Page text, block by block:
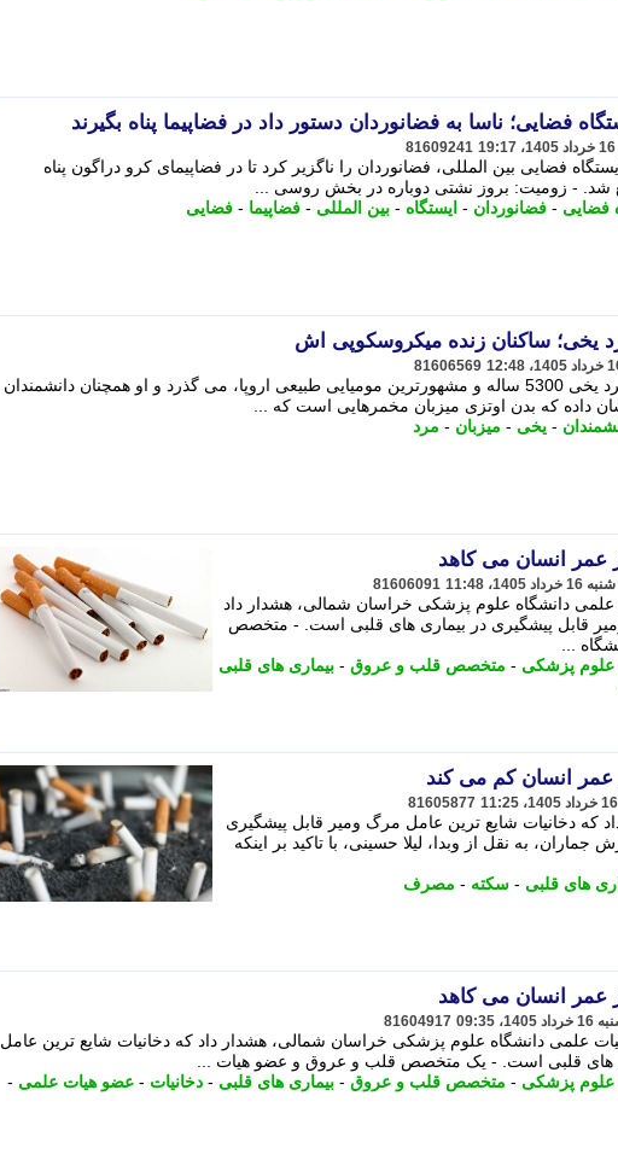
فضایی؛ ناسا به فضانوردان دستور داد در فضاپیما پناه بگیرند
81609241
فضایی بین المللی، فضانوردان را ناگزیر کرد تا در فضاپیمای کرو دراگون پناه
شد. - زومیت: بروز نشتی دوباره در بخش روسی ...
فضایی - فضانوردان - ایستگاه - بین المللی - فضاپیما - فضایی
یخی؛ ساکنان زنده میکروسکوپی اش
81606569
بیش از سه دهه از کشف اوتزی ، مرد یخی 5300 ساله و مشهورترین مومیایی طبیعی اروپا، می گذرد و او همچنان دانشمندان
داده که بدن اوتزی میزبان مخمرهایی است که ...
- یخی - میزبان - مرد
81606091
دانشگاه علوم پزشکی خراسان شمالی، هشدار داد
قابل پیشگیری در بیماری های قلبی است. - متخصص
...
علوم پزشکی - متخصص قلب و عروق - بیماری های قلبی
81605877
دخانیات شایع ترین عامل مرگ ومیر قابل پیشگیری
به نقل از وبدا، لیلا حسینی، با تاکید بر اینکه
های قلبی - سکته - مصرف
81604917
دانشگاه علوم پزشکی خراسان شمالی، هشدار داد که دخانیات شایع ترین عامل
های قلبی است. - یک متخصص قلب و عروق و عضو هیات ...
علوم پزشکی - متخصص قلب و عروق - بیماری های قلبی - دخانیات - عضو هیات علمی -